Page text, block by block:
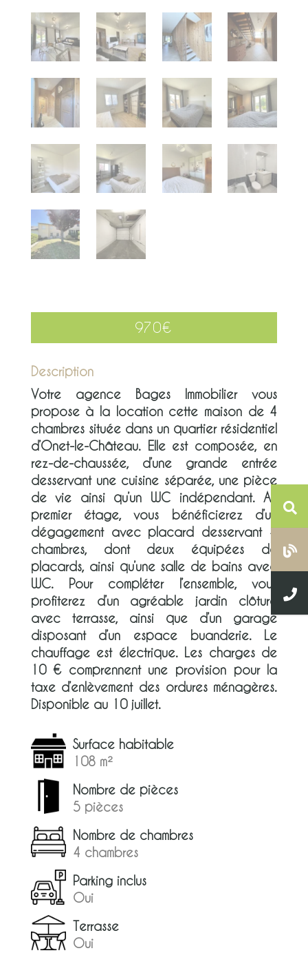
970€
Description
Votre agence Bages Immobilier vous
propose à la location cette maison de 4
chambres située dans un quartier résidentiel
d’Onet-le-Château. Elle est composée, en
rez-de-chaussée, d’une grande entrée
desservant une cuisine séparée, une pièce
de vie ainsi qu’un WC indépendant. Au
premier étage, vous bénéficierez d’un
dégagement avec placard desservant 4
chambres, dont deux équipées de
placards, ainsi qu’une salle de bains avec
WC. Pour compléter l’ensemble, vous
profiterez d’un agréable jardin clôturé
avec terrasse, ainsi que d’un garage
disposant d’un espace buanderie. Le
chauffage est électrique. Les charges de
10 € comprennent une provision pour la
taxe d’enlèvement des ordures ménagères.
Disponible au 10 juillet.
Surface habitable
108 m²
Nombre de pièces
5 pièces
Nombre de chambres
4 chambres
Parking inclus
Oui
Terrasse
Oui